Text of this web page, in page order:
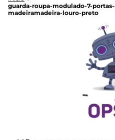
guarda-roupa-modulado-7-
madeiramadeira-louro-preto
7º
berço